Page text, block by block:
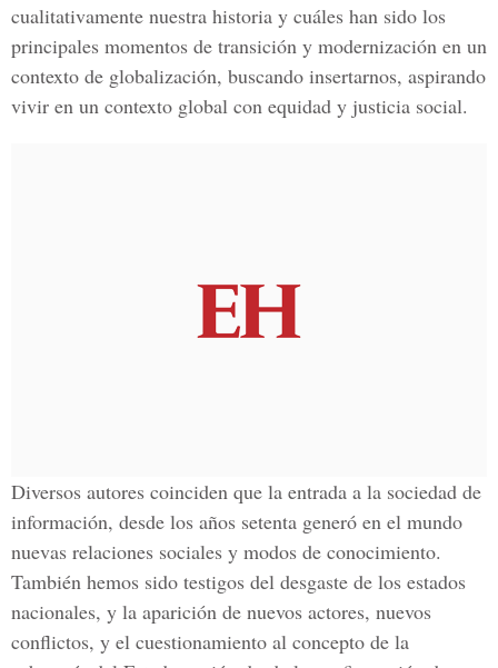
cualitativamente nuestra historia y cuáles han sido los
principales momentos de transición y modernización en un
contexto de globalización, buscando insertarnos, aspirando
vivir en un contexto global con equidad y justicia social.
Diversos autores coinciden que la entrada a la sociedad de
información, desde los años setenta generó en el mundo
nuevas relaciones sociales y modos de conocimiento.
También hemos sido testigos del desgaste de los estados
nacionales, y la aparición de nuevos actores, nuevos
conflictos, y el cuestionamiento al concepto de la